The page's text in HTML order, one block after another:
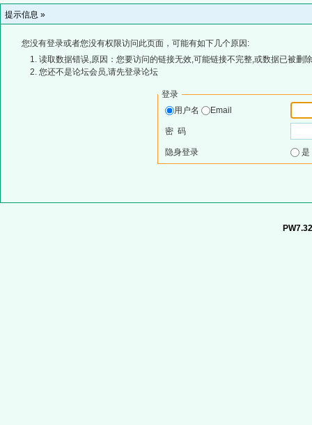
提示信息 »
您没有登录或者您没有权限访问此页面，可能有如下几个原因:
读取数据错误,原因：您要访问的链接无效,可能链接不完整,或数据已被删
您还不是论坛会员,请先登录论坛
登录
用户名
Email
密 码
隐身登录